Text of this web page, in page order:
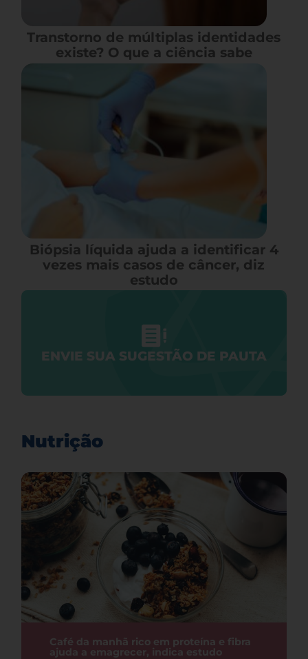
Transtorno de múltiplas identidades
existe? O que a ciência sabe
Biópsia líquida ajuda a identificar 4
vezes mais casos de câncer, diz
estudo
ENVIE SUA SUGESTÃO DE PAUTA
Nutrição
Café da manhã rico em proteína e fibra
ajuda a emagrecer, indica estudo